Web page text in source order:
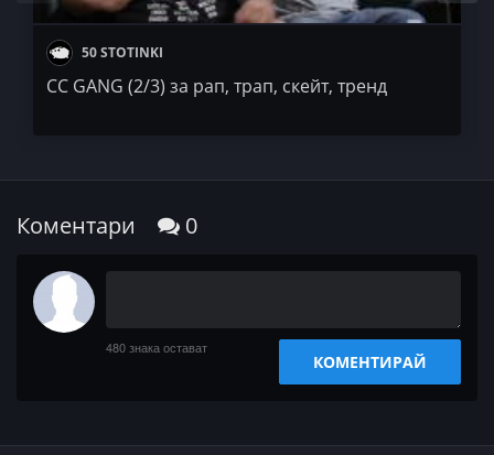
50 STOTINKI
CC GANG (2/3) за рап, трап, скейт, тренд
Коментари 0
480 знака остават
КОМЕНТИРАЙ